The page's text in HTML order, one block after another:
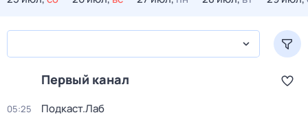
Первый канал
05:25 Подкаст.Лаб